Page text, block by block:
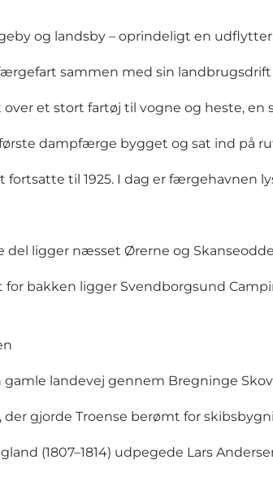
og landsby – oprindeligt en
sammen med sin
over et stort fartøj til vogne og heste,
dampfærge bygget og sat ind på
til 1925. I dag er færgehavnen
del ligger næsset Ørerne og
for bakken ligger Svendborgsund
landevej gennem Bregninge
gjorde Troense berømt for
(1807–1814) udpegede Lars